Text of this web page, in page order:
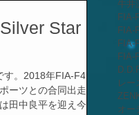
Star
。2018年FIA-F4日
ーツとの合同出走が
田中良平を迎え今シ
牛井
FIA-
FIA-
FIA-
FIA-
レー
オー